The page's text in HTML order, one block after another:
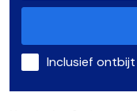
Inclusief ontbijt